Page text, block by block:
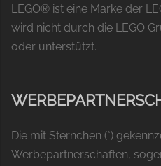
LEGO® ist eine Marke der
wird nicht durch die LEGO
oder unterstützt.
Die mit Sternchen (*)
Werbepartnerschaften,